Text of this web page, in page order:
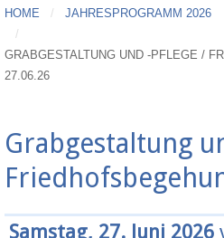
HOME JAHRESPROGRAMM 2026
GRABGESTALTUNG UND -PFLEGE /
27.06.26
Grabgestaltung
Samstag, 27. Juni 2026